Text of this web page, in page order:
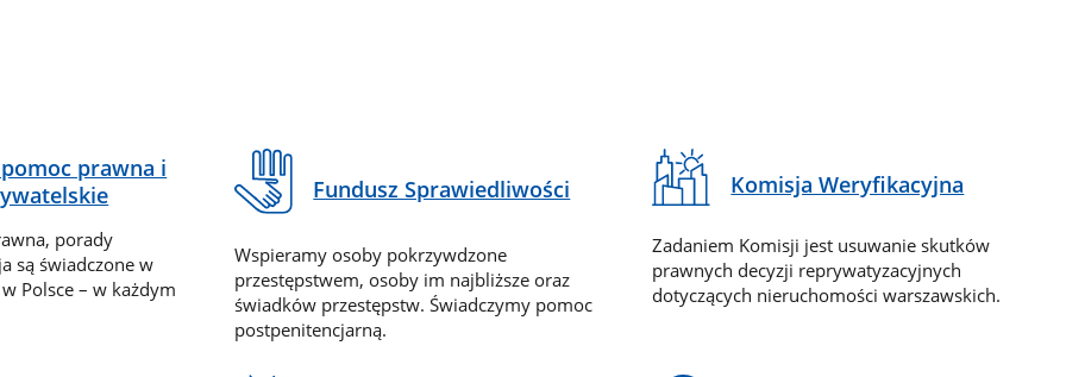
prawna i
porady
są świadczone w
Polsce – w każdym
Fundusz Sprawiedliwości
Wspieramy osoby pokrzywdzone
przestępstwem, osoby im najbliższe oraz
świadków przestępstw. Świadczymy pomoc
postpenitencjarną.
Komisja Weryfikacyjna
Zadaniem Komisji jest usuwanie skutków
prawnych decyzji reprywatyzacyjnych
dotyczących nieruchomości warszawskich.